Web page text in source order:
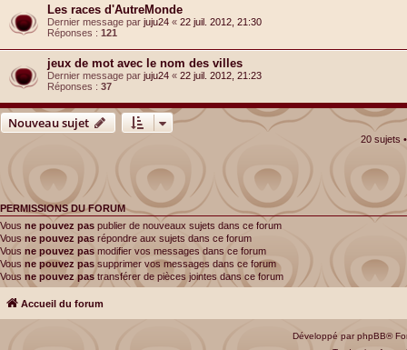
Les races d'AutreMonde
Dernier message par juju24 « 22 juil. 2012, 21:30
Réponses : 121
jeux de mot avec le nom des villes
Dernier message par juju24 « 22 juil. 2012, 21:23
Réponses : 37
Nouveau sujet
20 sujets
PERMISSIONS DU FORUM
Vous ne pouvez pas publier de nouveaux sujets dans ce forum
Vous ne pouvez pas répondre aux sujets dans ce forum
Vous ne pouvez pas modifier vos messages dans ce forum
Vous ne pouvez pas supprimer vos messages dans ce forum
Vous ne pouvez pastransférer de pièces jointes dans ce forum
Accueil du forum
Développé parphpBB®